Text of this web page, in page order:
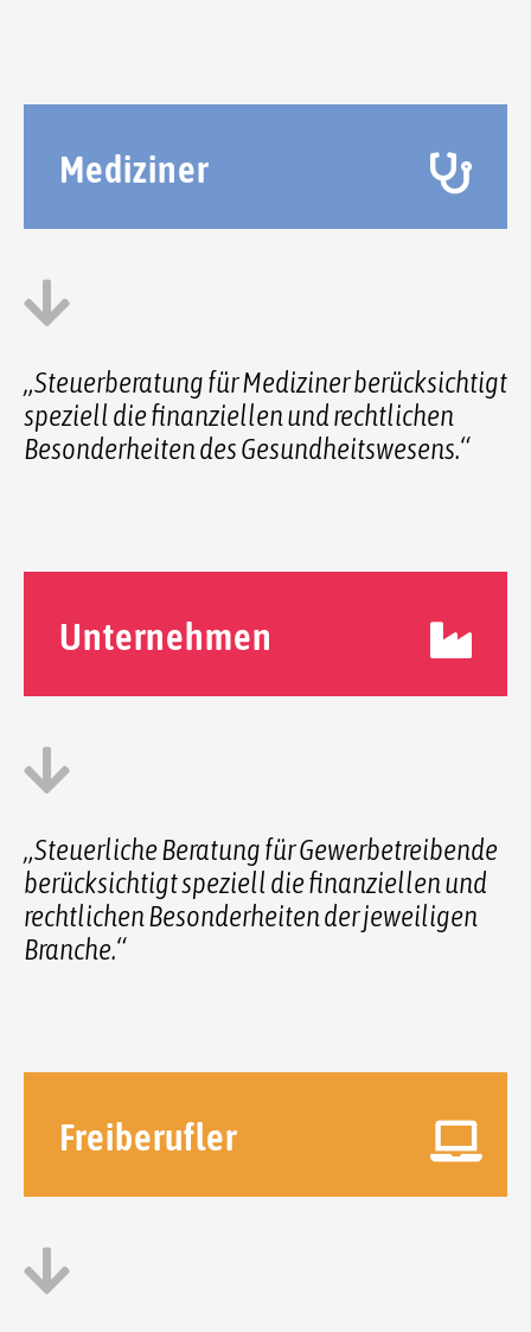
Mediziner
„Steuerberatung für Mediziner berücksichtigt
speziell die finanziellen und rechtlichen
Besonderheiten des Gesundheitswesens.“
Unternehmen
„Steuerliche Beratung für Gewerbetreibende
berücksichtigt speziell die finanziellen und
rechtlichen Besonderheiten der jeweiligen
Branche.“
Freiberufler